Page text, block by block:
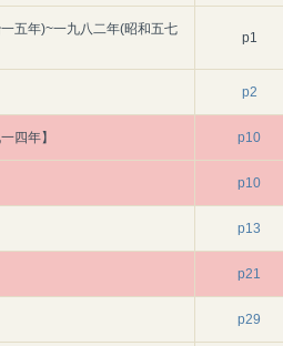
五年)~一九八二年(昭和五七
p1
p2
四年】 p10
p10
p13
p21
p29